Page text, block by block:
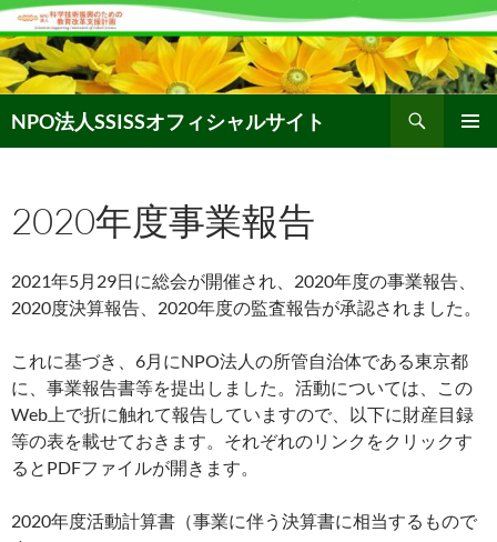
コ
ン
テ
ン
ツ
へ
ッ
NPO法人SSISSオフィシャルサイト
索
2020年度事業報告
2021年5月29日に総会が開催され、2020年度の事業報告、
2020度決算報告、2020年度の監査報告が承認されました。
これに基づき、6月にNPO法人の所管自治体である東京都
に、事業報告書等を提出しました。活動については、この
Web上で折に触れて報告していますので、以下に財産目録
等の表を載せておきます。それぞれのリンクをクリックす
るとPDFファイルが開きます。
2020年度活動計算書（事業に伴う決算書に相当するもので